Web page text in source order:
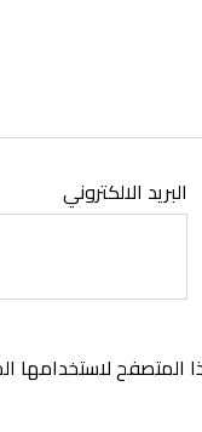
البريد الالكتروني
المتصفح لاستخدامها